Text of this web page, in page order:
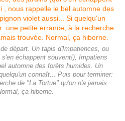
départ. Un tapis d'Impatiences, ou
échappent souvent!), Impatiens
automne des forêts humides. Un
connaît... Puis pour terminer:
de "La Tortue" qu'on n'a jamais
ça hiberne.